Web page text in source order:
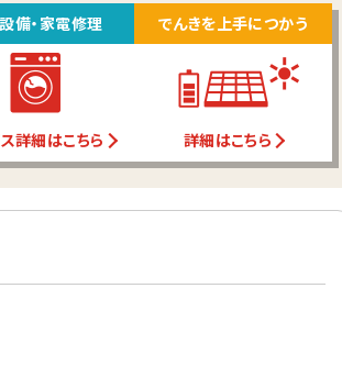
備・家電修理
詳細はこちら
でんきを上手につかう
詳細はこちら